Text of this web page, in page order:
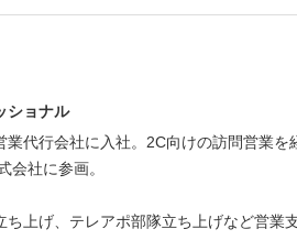
ネージャー
役
室長
ショナル
代行会社に入社。2C向けの訪問営業を
会社に参画。
ち上げ、テレアポ部隊立ち上げなど営業